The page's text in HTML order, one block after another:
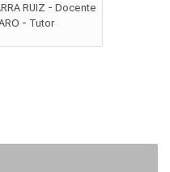
RUIZ - Docente
- Tutor